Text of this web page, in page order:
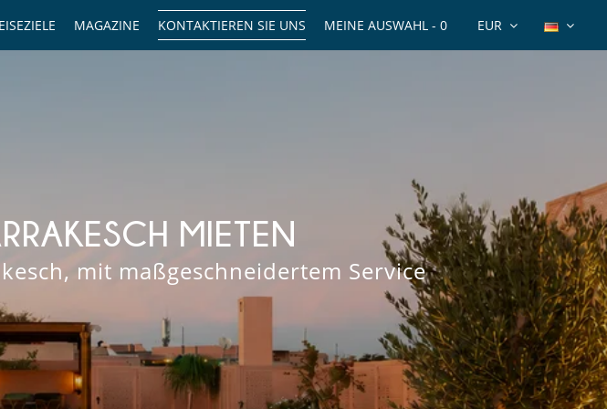
EUR
MEINE AUSWAHL - 0
KONTAKTIEREN SIE UNS
MAGAZINE
MIETEN
mit maßgeschneidertem Service